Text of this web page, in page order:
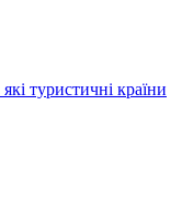
туристичні країни